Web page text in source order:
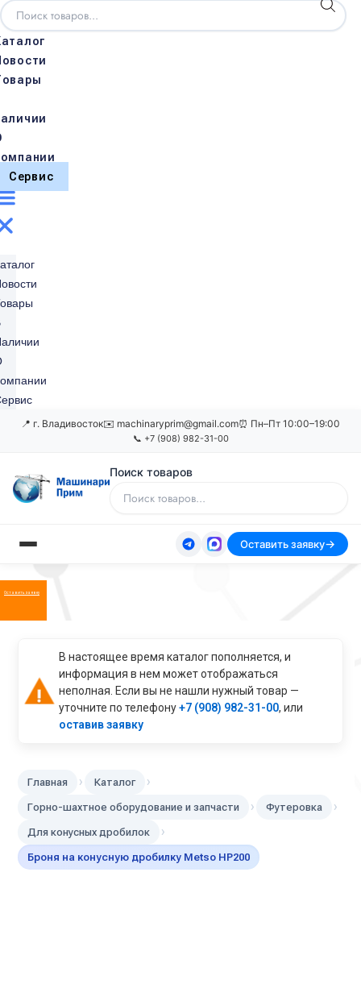
Сервис
📍 г. Владивосток✉️ machinaryprim@gmail.com⏰ Пн–Пт 10:00–19:00
📞 +7 (908) 982-31-00
Поиск товаров
Оставить заявку
Оставить заявку
В настоящее время каталог пополняется, и
информация в нем может отображаться
неполная. Если вы не нашли нужный товар —
уточните по телефону+7 (908) 982-31-00, или
оставив заявку
Главная › Каталог ›
Горно-шахтное оборудование и запчасти › Футеровка ›
Для конусных дробилок ›
Броня на конусную дробилку Metso НР200